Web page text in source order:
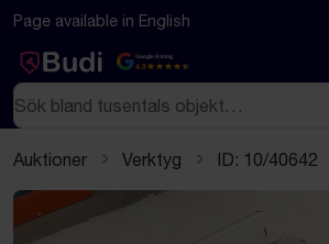
Hoppa till innehåll
Textbaserad (markdown) version av denna
Page available in English
Google Rating
4.5
Sök
Auktioner Verktyg ID: 10/40642